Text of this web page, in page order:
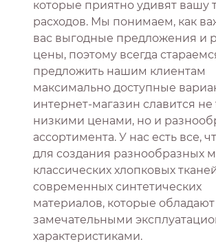
которые приятно удивят вашу
расходов. Мы понимаем, как
вас выгодные предложения и
цены, поэтому всегда
предложить нашим клиентам
максимально доступные
интернет-магазин славится не
низкими ценами, но и
ассортимента. У нас есть все,
для создания разнообразных
классических хлопковых
современных синтетических
материалов, которые обладают
замечательными
характеристиками.